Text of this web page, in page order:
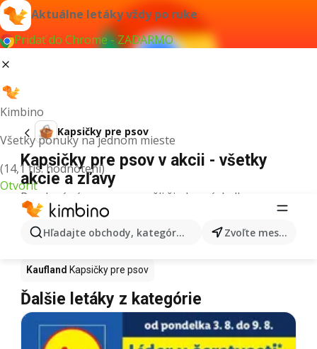
Aktuálne letáky vždy po ruke
Pridať do Chrome - ZADARMO
Kimbino
Všetky ponuky na jednom mieste
(14,1 tis. hodnotení)
Otvoriť
Hľadajte obchody, kategórie, produkty... Zvoľte mesto
Kapsičky pre psov
Kapsičky pre psov v akcii - všetky
akcie a zľavy
Pre daný výraz sme nenašli žiadne výsledky.
Kapsičky pre psov v akcii - Kde kúpiť?
Tesco Kapsičky pre psov Lidl Kapsičky pre psov
Kaufland Kapsičky pre psov
Ďalšie letáky z kategórie